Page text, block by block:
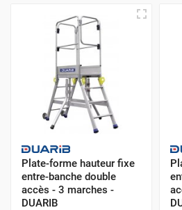
Plate-forme hauteur fixe
entre-banche double
accès - 3 marches -
DUARIB